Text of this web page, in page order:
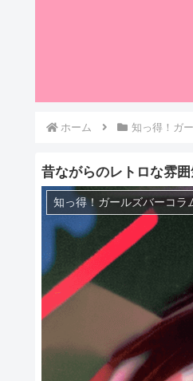
ホーム 知っ得！ガ
昔ながらのレトロな雰
知っ得！ガールズバーコラ